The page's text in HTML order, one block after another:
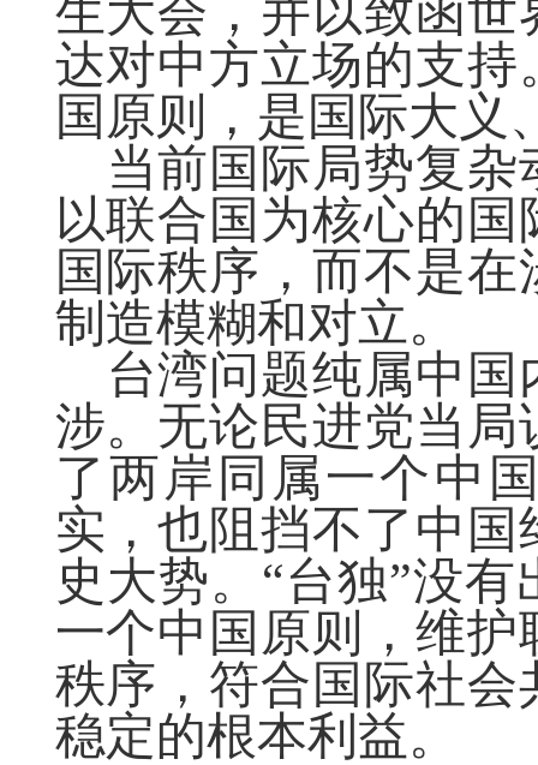
生大会，并以致函
达对中方立场的支
国原则，是国际大义
当前国际局势复
以联合国为核心的
国际秩序，而不是
制造模糊和对立。
台湾问题纯属中
涉。无论民进党当
了两岸同属一个中
实，也阻挡不了中
史大势。 “台独”没
一个中国原则，维
秩序，符合国际社
稳定的根本利益。